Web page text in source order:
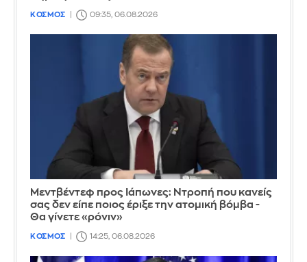
ΚΟΣΜΟΣ 09:35, 06.08.2026
Μεντβέντεφ προς Ιάπωνες: Ντροπή που κανείς
σας δεν είπε ποιος έριξε την ατομική βόμβα -
Θα γίνετε «ρόνιν»
ΚΟΣΜΟΣ 14:25, 06.08.2026